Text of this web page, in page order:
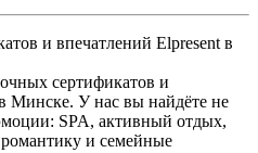
и впечатлений Elpresent в
сертификатов и
Минске. У нас вы найдёте не
SPA, активный отдых,
романтику и семейные